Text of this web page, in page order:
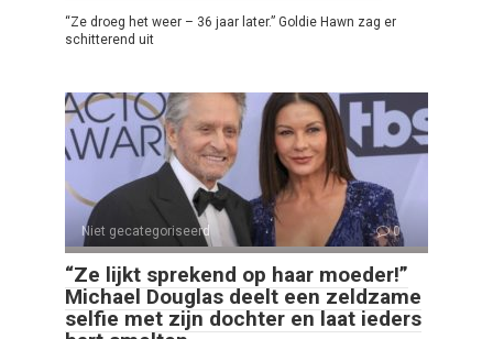
“Ze droeg het weer – 36 jaar later.” Goldie Hawn zag er
schitterend uit
Niet gecategoriseerd 0
“Ze lijkt sprekend op haar moeder!”
Michael Douglas deelt een zeldzame
selfie met zijn dochter en laat ieders